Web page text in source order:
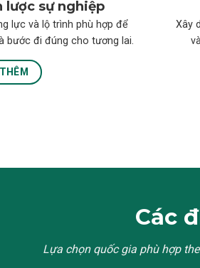
lược sự nghiệp
lực và lộ trình phù hợp để
bước đi đúng cho tương lai.
Xây
Các
Lựa chọn quốc gia phù hợp